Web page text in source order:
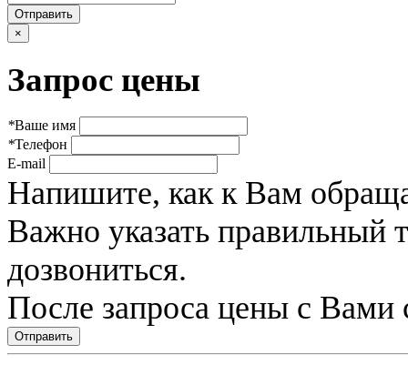
×
Запрос цены
*Ваше имя
*Телефон
E-mail
Напишите, как к Вам
Важно указать
дозвониться.
После запроса цены с Вами
Отправить